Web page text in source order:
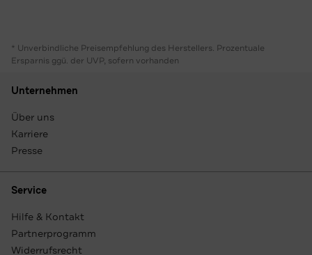
* Unverbindliche Preisempfehlung des Herstellers. Prozentuale
Ersparnis ggü. der UVP, sofern vorhanden
Unternehmen
Über uns
Karriere
Presse
Service
Hilfe & Kontakt
Partnerprogramm
Widerrufsrecht